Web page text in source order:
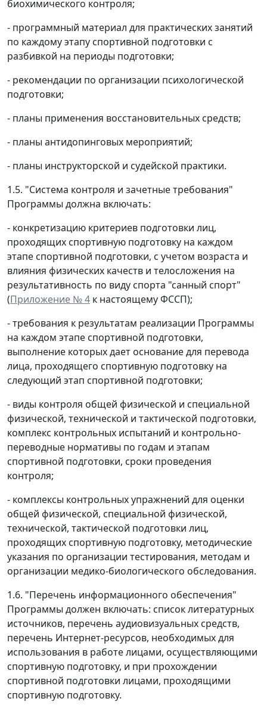
биохимического контроля;
- программный материал для практических занятий
по каждому этапу спортивной подготовки с
разбивкой на периоды подготовки;
- рекомендации по организации психологической
подготовки;
- планы применения восстановительных средств;
- планы антидопинговых мероприятий;
- планы инструкторской и судейской практики.
1.5. "Система контроля и зачетные требования"
Программы должна включать:
- конкретизацию критериев подготовки лиц,
проходящих спортивную подготовку на каждом
этапе спортивной подготовки, с учетом возраста и
влияния физических качеств и телосложения на
результативность по виду спорта "санный спорт"
(Приложение № 4 к настоящему ФССП);
- требования к результатам реализации Программы
на каждом этапе спортивной подготовки,
выполнение которых дает основание для перевода
лица, проходящего спортивную подготовку на
следующий этап спортивной подготовки;
- виды контроля общей физической и специальной
физической, технической и тактической подготовки,
комплекс контрольных испытаний и контрольно-
переводные нормативы по годам и этапам
спортивной подготовки, сроки проведения
контроля;
- комплексы контрольных упражнений для оценки
общей физической, специальной физической,
технической, тактической подготовки лиц,
проходящих спортивную подготовку, методические
указания по организации тестирования, методам и
организации медико-биологического обследования.
1.6. "Перечень информационного обеспечения"
Программы должен включать: список литературных
источников, перечень аудиовизуальных средств,
перечень Интернет-ресурсов, необходимых для
использования в работе лицами, осуществляющими
спортивную подготовку, и при прохождении
спортивной подготовки лицами, проходящими
спортивную подготовку.